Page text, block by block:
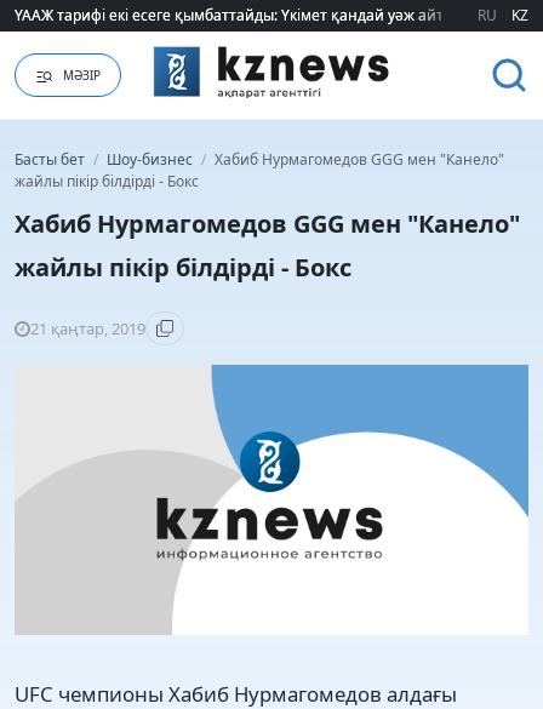
ҮААЖ тарифі екі есеге қымбаттайды: Үкімет қандай уәж айтады?
ҮААЖ тарифі екі есеге қымбаттайды: Үкімет қандай уәж айтады? RU KZ
МӘЗІР
Басты бет / Шоу-бизнес / Хабиб Нурмагомедов GGG мен "Канело"
жайлы пікір білдірді - Бокс
Хабиб Нурмагомедов GGG мен "Канело"
жайлы пікір білдірді - Бокс
21 қаңтар, 2019
UFC чемпионы Хабиб Нурмагомедов алдағы